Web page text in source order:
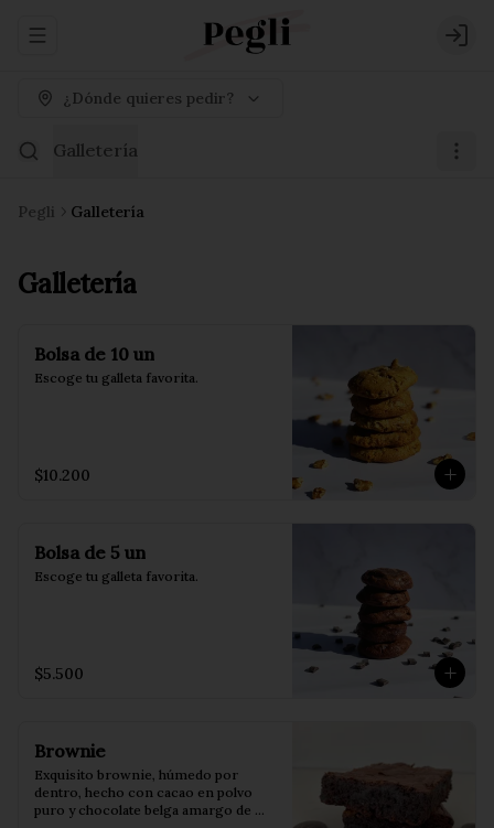
Abrir menu de navegación
¿Dónde quieres pedir?
Galletería
Pegli Galletería
Galletería
Bolsa de 10 un
Escoge tu galleta favorita.
$10.200
Bolsa de 5 un
Escoge tu galleta favorita.
$5.500
Brownie
Exquisito brownie, húmedo por
dentro, hecho con cacao en polvo
puro y chocolate belga amargo de